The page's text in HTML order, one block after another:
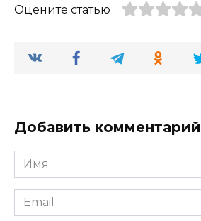
Оцените статью
Добавить комментарий
Имя
*
Email
*